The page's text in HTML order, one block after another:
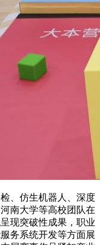
、仿生机器人、深度
南大学等高校团队在
现突破性成果，职业
务系统开发等方面展